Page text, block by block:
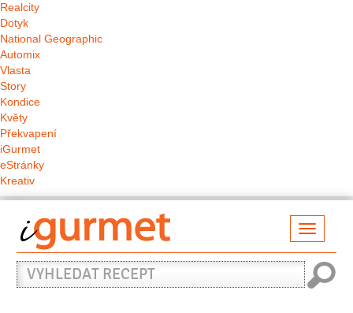
Realcity
Dotyk
National Geographic
Automix
Vlasta
Story
Kondice
Květy
Překvapení
iGurmet
eStránky
Kreativ
Vyhledat
recept